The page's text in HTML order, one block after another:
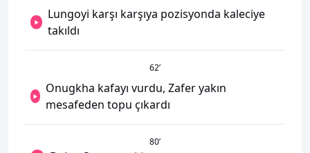
Lungoyi karşı karşıya pozisyonda kaleciye
takıldı
62’
Onugkha kafayı vurdu, Zafer yakın
mesafeden topu çıkardı
80’